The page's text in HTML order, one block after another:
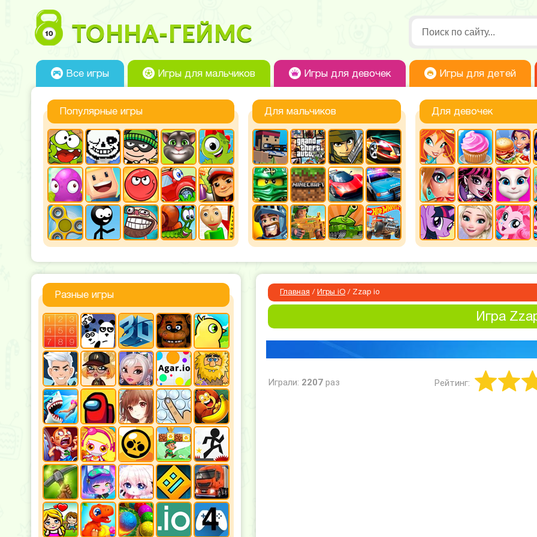
Все игры Игры для мальчиков Игры для девочек Игры для детей
Популярные игры Для мальчиков Для девочек
Разные игры Главная / Игры iO / Zzap io
Игра
Играли: 2207 раз Рейтинг: